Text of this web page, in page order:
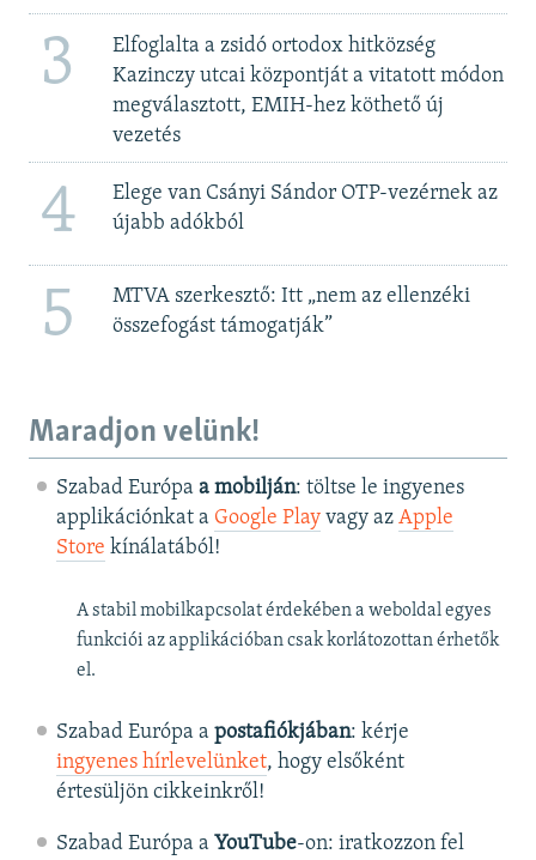
3
Elfoglalta a zsidó ortodox hitközség
Kazinczy utcai központját a vitatott módon
megválasztott, EMIH-hez köthető új
vezetés
4
Elege van Csányi Sándor OTP-vezérnek az
újabb adókból
5
MTVA szerkesztő: Itt „nem az ellenzéki
összefogást támogatják”
Maradjon velünk!
Szabad Európa a mobilján: töltse le ingyenes
applikációnkat a Google Playvagy az Apple
Store kínálatából!
A stabil mobilkapcsolat érdekében a weboldal egyes
funkciói az applikációban csak korlátozottan érhetők
el.
Szabad Európa a postafiókjában: kérje
ingyenes hírlevelünket, hogy elsőként
értesüljön cikkeinkről!
Szabad Európa a YouTube-on: iratkozzon fel